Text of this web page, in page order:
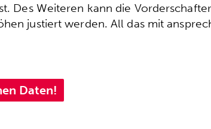
Des Weiteren kann die
justiert werden. All das mit
Daten!